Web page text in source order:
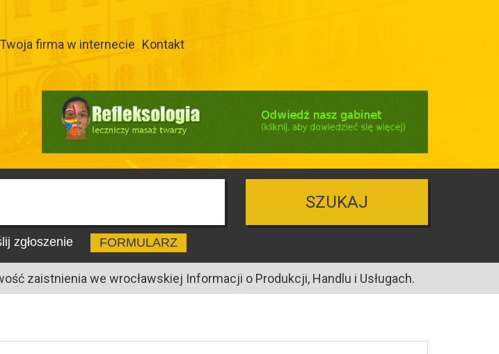
Twoja firma w internecie Kontakt
SZUKAJ
zgłoszenie FORMULARZ
zaistnienia we wrocławskiej Informacji o Produkcji, Handlu i Usługach.